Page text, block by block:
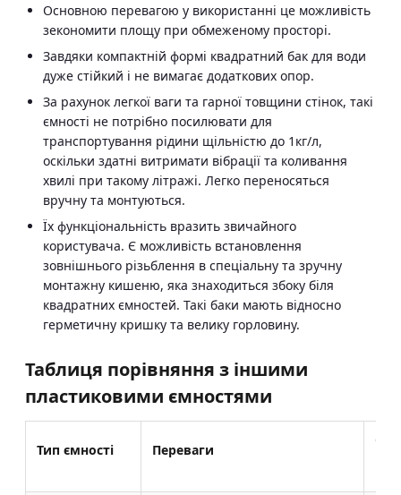
Основною перевагою у використанні це можливість
зекономити площу при обмеженому просторі.
Завдяки компактній формі квадратний бак для води
дуже стійкий і не вимагає додаткових опор.
За рахунок легкої ваги та гарної товщини стінок, такі
ємності не потрібно посилювати для
транспортування рідини щільністю до 1кг/л,
оскільки здатні витримати вібрації та коливання
хвилі при такому літражі. Легко переносяться
вручну та монтуються.
Їх функціональність вразить звичайного
користувача. Є можливість встановлення
зовнішнього різьблення в спеціальну та зручну
монтажну кишеню, яка знаходиться збоку біля
квадратних ємностей. Такі баки мають відносно
герметичну кришку та велику горловину.
Таблиця порівняння з іншими
пластиковими ємностями
Тип ємності Переваги